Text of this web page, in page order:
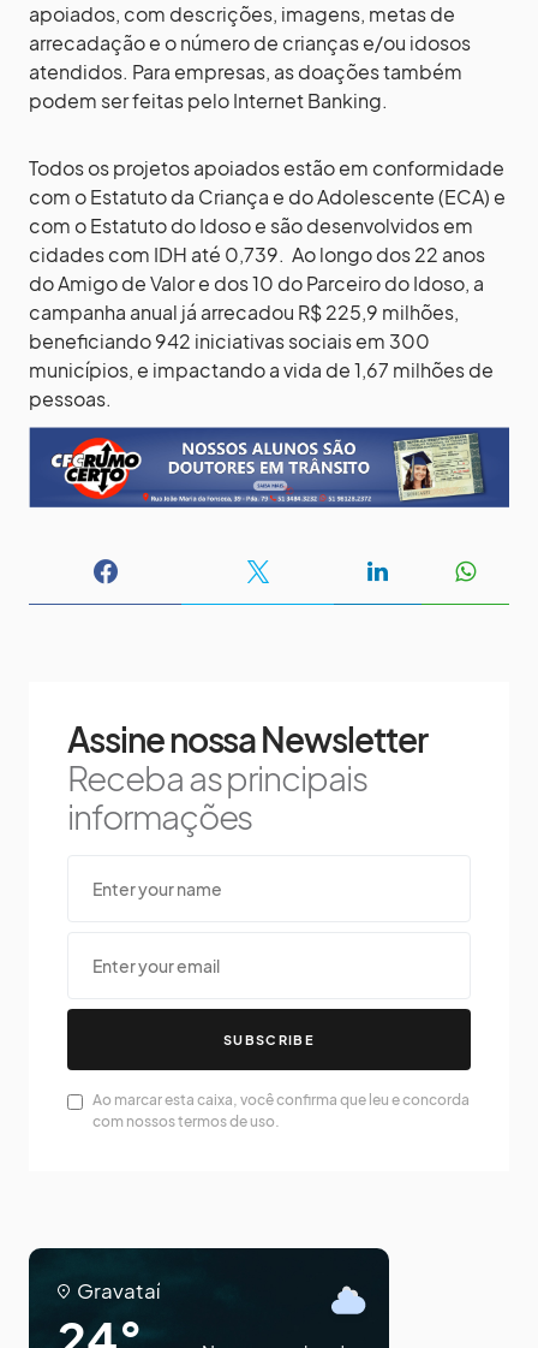
apoiados, com descrições, imagens, metas de
arrecadação e o número de crianças e/ou idosos
atendidos. Para empresas, as doações também
podem ser feitas pelo Internet Banking.
Todos os projetos apoiados estão em conformidade
com o Estatuto da Criança e do Adolescente (ECA) e
com o Estatuto do Idoso e são desenvolvidos em
cidades com IDH até 0,739. Ao longo dos 22 anos
do Amigo de Valor e dos 10 do Parceiro do Idoso, a
campanha anual já arrecadou R$ 225,9 milhões,
beneficiando 942 iniciativas sociais em 300
municípios, e impactando a vida de 1,67 milhões de
pessoas.
Assine nossa Newsletter
Receba as principais
informações
SUBSCRIBE
Ao marcar esta caixa, você confirma que leu e concorda
com nossos termos de uso.
Gravataí